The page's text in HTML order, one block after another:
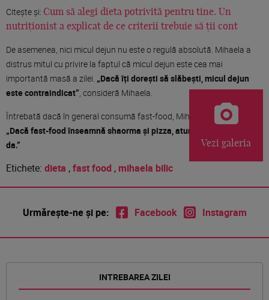
Citește și: Cum să alegi dieta potrivită pentru tine. Un
nutriționist a explicat de ce criterii trebuie să ții cont
De asemenea, nici micul dejun nu este o regulă absolută. Mihaela a
distrus mitul cu privire la faptul că micul dejun este cea mai
importantă masă a zilei. „Dacă îți dorești să slăbești, micul dejun
este contraindicat”, consideră Mihaela.
Întrebată dacă în general consumă fast-food, Mihaela a răspuns:
„Dacă fast-food înseamnă shaorma și pizza, atunci răspunsul este
da.”
Vezi galeria
Etichete: dieta ,fast food , mihaela bilic
Urmărește-ne și pe: Facebook Instagram
INTREBAREA ZILEI